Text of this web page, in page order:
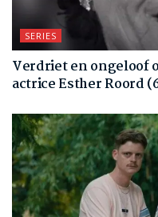
SERIES
Verdriet en ongeloof
actrice Esther Roord